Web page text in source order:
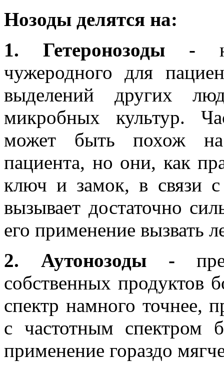
Нозоды делятся на:
1. Гетеронозоды -
чужеродного для
выделений других
микробных культур.
может быть похож на
пациента, но они, как
ключ и замок, в связи с
вызывает достаточно
его применение вызвать
2. Аутонозоды -
собственных продуктов
спектр намного точнее,
с частотным спектром
применение гораздо